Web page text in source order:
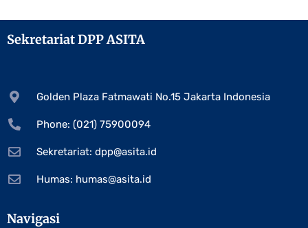
Sekretariat DPP ASITA
Golden Plaza Fatmawati No.15 Jakarta Indonesia
Phone: (021) 75900094
Sekretariat: dpp@asita.id
Humas: humas@asita.id
Navigasi